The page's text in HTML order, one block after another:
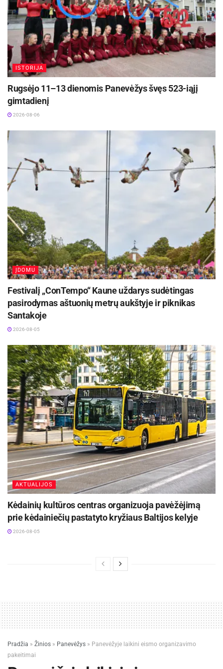
ISTORIJA
Rugsėjo 11–13 dienomis Panevėžys švęs 523-iąjį
gimtadienį
2026-08-06
ĮDOMU
Festivalį „ConTempo“ Kaune uždarys sudėtingas
pasirodymas aštuonių metrų aukštyje ir piknikas
Santakoje
2026-08-05
AKTUALIJOS
Kėdainių kultūros centras organizuoja pavėžėjimą
prie kėdainiečių pastatyto kryžiaus Baltijos kelyje
2026-08-05
Pradžia » Žinios » Panevėžys » Panevėžyje laikini eismo organizavimo
pakeitimai